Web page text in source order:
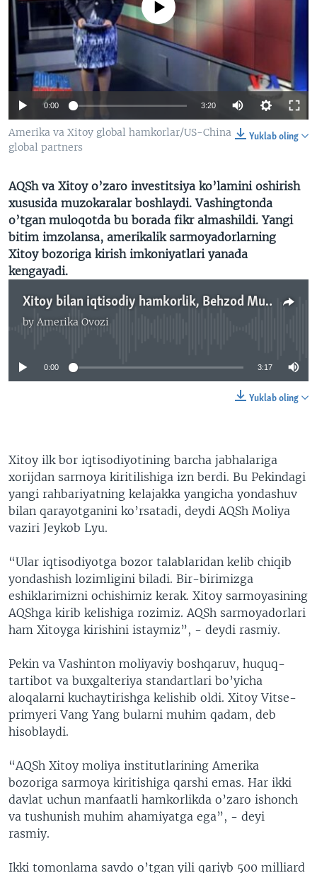
VIDEO
XABARLAR SURATLARDA
ODNOKLASSNIKI
TELEGRAM
TWITTER
SOUNDCLOUD
VOA
No media source currently available
0:00 3:20
Yuklab oling
Amerika va Xitoy global hamkorlar/US-China
global partners
AQSh va Xitoy o’zaro investitsiya ko’lamini oshirish
xususida muzokaralar boshlaydi. Vashingtonda
o’tgan muloqotda bu borada fikr almashildi. Yangi
bitim imzolansa, amerikalik sarmoyadorlarning
Xitoy bozoriga kirish imkoniyatlari yanada
kengayadi.
Xitoy bilan iqtisodiy hamkorlik, Behzod Muhammadiy
by Amerika Ovozi
No media source currently available
0:00 3:17
Yuklab oling
Xitoy ilk bor iqtisodiyotining barcha jabhalariga
xorijdan sarmoya kiritilishiga izn berdi. Bu Pekindagi
yangi rahbariyatning kelajakka yangicha yondashuv
bilan qarayotganini ko’rsatadi, deydi AQSh Moliya
vaziri Jeykob Lyu.
“Ular iqtisodiyotga bozor talablaridan kelib chiqib
yondashish lozimligini biladi. Bir-birimizga
eshiklarimizni ochishimiz kerak. Xitoy sarmoyasining
AQShga kirib kelishiga rozimiz. AQSh sarmoyadorlari
ham Xitoyga kirishini istaymiz”, - deydi rasmiy.
Pekin va Vashinton moliyaviy boshqaruv, huquq-
tartibot va buxgalteriya standartlari bo’yicha
aloqalarni kuchaytirishga kelishib oldi. Xitoy Vitse-
primyeri Vang Yang bularni muhim qadam, deb
hisoblaydi.
“AQSh Xitoy moliya institutlarining Amerika
bozoriga sarmoya kiritishiga qarshi emas. Har ikki
davlat uchun manfaatli hamkorlikda o’zaro ishonch
va tushunish muhim ahamiyatga ega”, - deyi
rasmiy.
Ikki tomonlama savdo o’tgan yili qariyb 500 milliard